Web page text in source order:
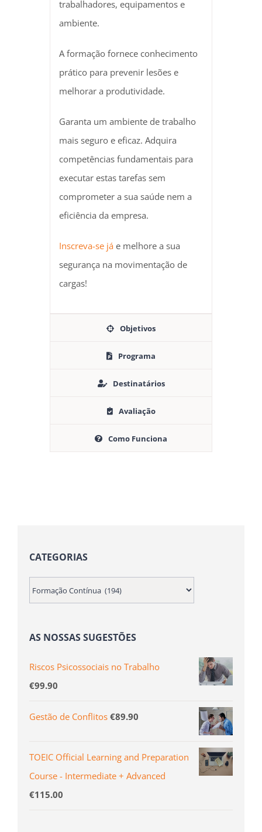
trabalhadores, equipamentos e
ambiente.
A formação fornece conhecimento
prático para prevenir lesões e
melhorar a produtividade.
Garanta um ambiente de trabalho
mais seguro e eficaz. Adquira
competências fundamentais para
executar estas tarefas sem
comprometer a sua saúde nem a
eficiência da empresa.
Inscreva-se jáe melhore a sua
segurança na movimentação de
cargas!
Objetivos
Programa
Destinatários
Avaliação
Como Funciona
CATEGORIAS
AS NOSSAS SUGESTÕES
Riscos Psicossociais no Trabalho
€99.90
Gestão de Conflitos €89.90
TOEIC Official Learning and Preparation
Course - Intermediate + Advanced
€115.00